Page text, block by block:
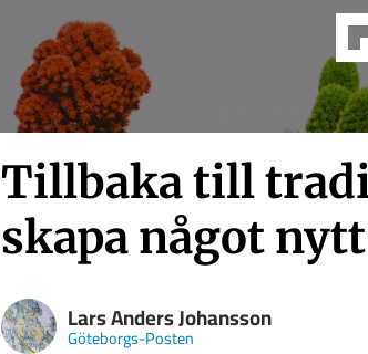
Tillbaka till
skapa något nytt
Lars Anders Johansson
Göteborgs-Posten